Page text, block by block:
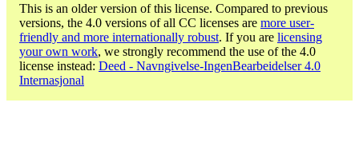
This is an older version of this license. Compared to previous
versions, the 4.0 versions of all CC licenses are more user-
friendly and more internationally robust. If you are licensing
your own work, we strongly recommend the use of the 4.0
license instead: Deed - Navngivelse-IngenBearbeidelser 4.0
Internasjonal